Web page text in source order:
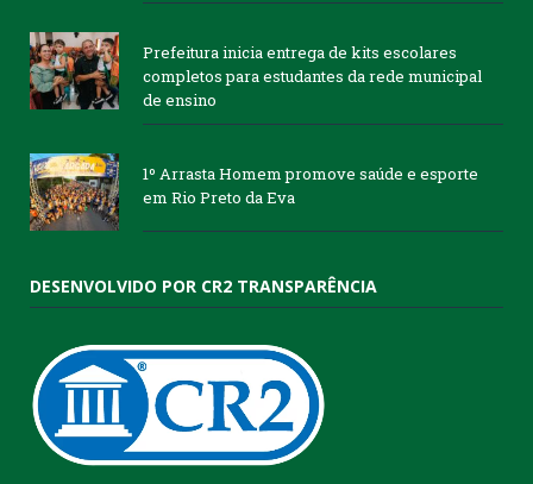
Prefeitura inicia entrega de kits escolares
completos para estudantes da rede municipal
de ensino
1º Arrasta Homem promove saúde e esporte
em Rio Preto da Eva
DESENVOLVIDO POR CR2 TRANSPARÊNCIA